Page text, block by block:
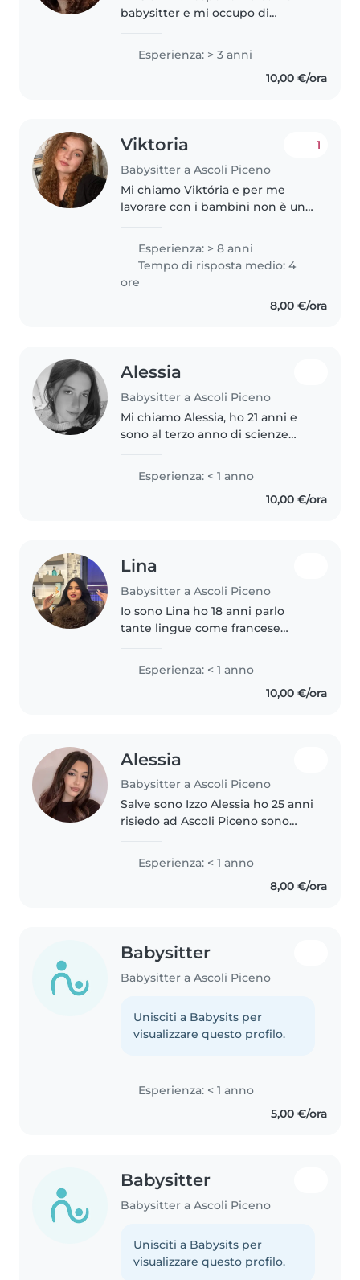
babysitter e mi occupo di
neonati agli adolescenti. Sono
una persona calma, responsabile
Esperienza: > 3 anni
10,00 €/ora
Viktoria
Babysitter a Ascoli Piceno
1
Mi chiamo Viktória e per me
lavorare con i bambini non è un
missione che porto nel cuore sin
da piccola. Sono cresciuta
facendo da seconda mamma a
mia..
Esperienza: > 8 anni
Tempo di risposta medio: 4
ore
8,00 €/ora
Alessia
Babysitter a Ascoli Piceno
Mi chiamo Alessia, ho 21 anni e
sono al terzo anno di scienze
stare con i bambini. Mi piace
intrattenerli con giochi e
lavoretti. Mi ritengo una ragazza..
Esperienza: < 1 anno
10,00 €/ora
Lina
Babysitter a Ascoli Piceno
Io sono Lina ho 18 anni parlo
tante lingue come francese
anno E faccio il quarto superiore
Esperienza: < 1 anno
10,00 €/ora
Alessia
Babysitter a Ascoli Piceno
Salve sono Izzo Alessia ho 25 anni
risiedo ad Ascoli Piceno sono
l'attestato oss. Amo stare a
contatto con i bambini e mi
piacerebbe svolgere questo
Esperienza: < 1 anno
8,00 €/ora
Babysitter
Babysitter a Ascoli Piceno
Unisciti a Babysits per
visualizzare questo profilo.
Esperienza: < 1 anno
5,00 €/ora
Babysitter
Babysitter a Ascoli Piceno
Unisciti a Babysits per
visualizzare questo profilo.